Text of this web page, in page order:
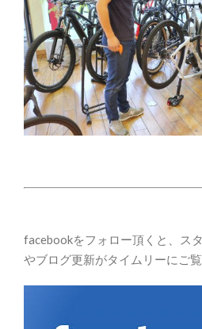
facebookをフォロー頂くと、ス
やブログ更新がタイムリーにご覧